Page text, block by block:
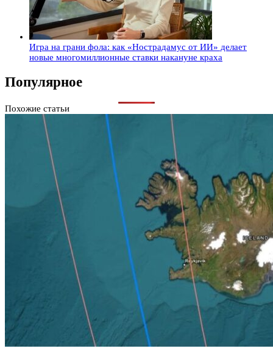
Игра на грани фола: как «Нострадамус от ИИ» делает
новые многомиллионные ставки накануне краха
Популярное
Похожие статьи